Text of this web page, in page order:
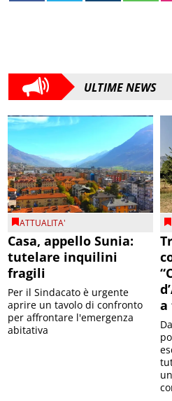
ULTIME NEWS
ATTUALITA'
Casa, appello Sunia:
tutelare inquilini
fragili
Per il Sindacato è urgente
aprire un tavolo di confronto
per affrontare l'emergenza
abitativa